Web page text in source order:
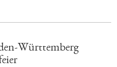
Württemberg